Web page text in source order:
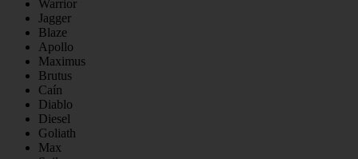
Warrior
Jagger
Blaze
Apollo
Maximus
Brutus
Caín
Diablo
Diesel
Goliath
Max